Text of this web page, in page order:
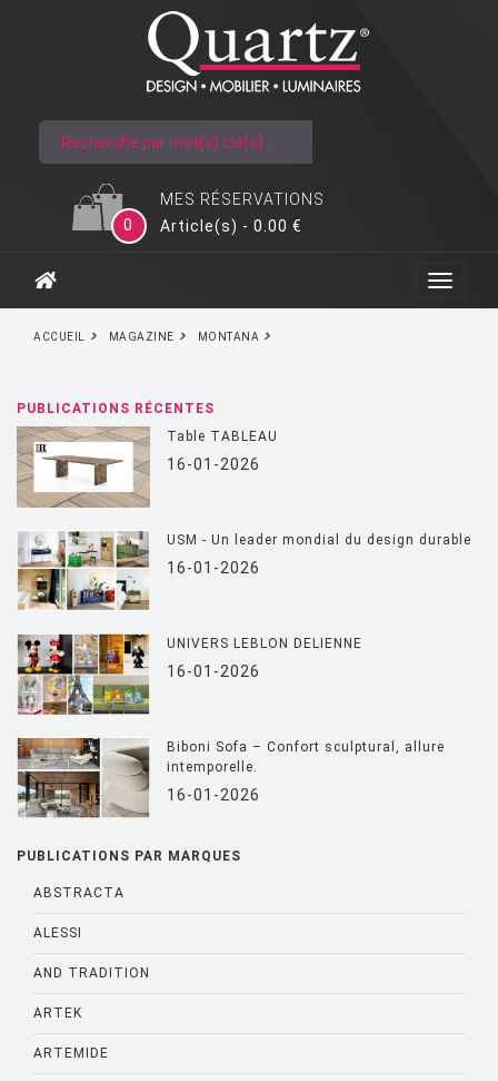
MES RÉSERVATIONS
0
Article(s) - 0.00 €
ACCUEIL MAGAZINE MONTANA
PUBLICATIONS RÉCENTES
Table TABLEAU
16-01-2026
USM - Un leader mondial du design durable
16-01-2026
UNIVERS LEBLON DELIENNE
16-01-2026
Biboni Sofa – Confort sculptural, allure
intemporelle.
16-01-2026
PUBLICATIONS PAR MARQUES
ABSTRACTA
ALESSI
AND TRADITION
ARTEK
ARTEMIDE